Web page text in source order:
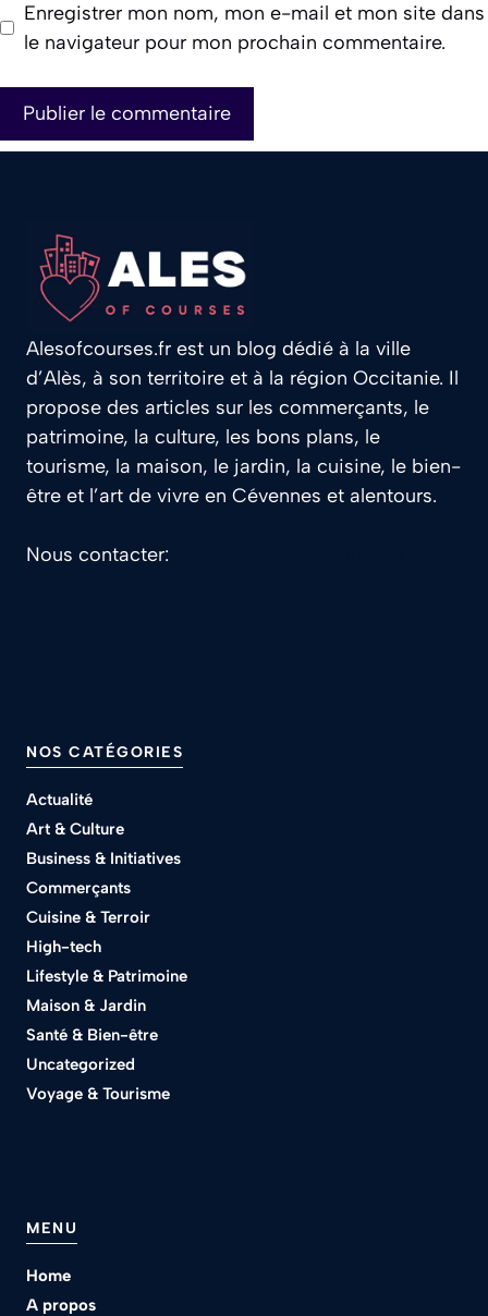
Enregistrer mon nom, mon e-mail et mon site dans
le navigateur pour mon prochain commentaire.
Alesofcourses.fr est un blog dédié à la ville
d’Alès, à son territoire et à la région Occitanie. Il
propose des articles sur les commerçants, le
patrimoine, la culture, les bons plans, le
tourisme, la maison, le jardin, la cuisine, le bien-
être et l’art de vivre en Cévennes et alentours.
Nous contacter:
NOS CATÉGORIES
Actualité
Art & Culture
Business & Initiatives
Commerçants
Cuisine & Terroir
High-tech
Lifestyle & Patrimoine
Maison & Jardin
Santé & Bien-être
Uncategorized
Voyage & Tourisme
MENU
Home
A propos